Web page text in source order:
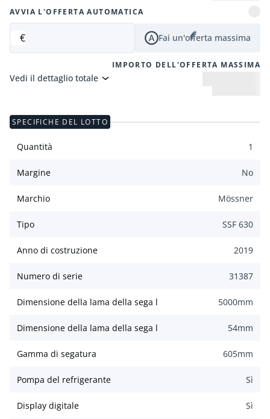
AVVIA L'OFFERTA AUTOMATICA
€ Fai un'offerta massima
IMPORTO DELL'OFFERTA MASSIMA
Vedi il dettaglio totale
SPECIFICHE DEL LOTTO
Quantità 1
Margine No
Marchio Mössner
Tipo SSF 630
Anno di costruzione 2019
Numero di serie 31387
Dimensione della lama della sega l 5000mm
Dimensione della lama della sega l 54mm
Gamma di segatura 605mm
Pompa del refrigerante Sì
Display digitale Sì